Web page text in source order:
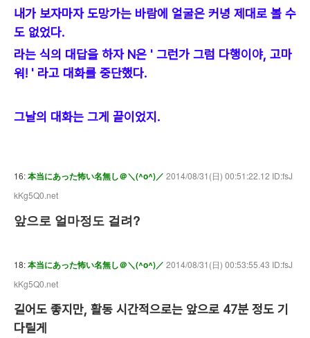
내가 보자마자 도망가는 바람에 얼굴은 커녕 제대로 볼 수
도 없었다.
라는 식의 대답을 하자 N은 ' 그런가 그럼 다행이야, 고마
워! ' 라고 대화를 중단했다.
그날의 대화는 그게 끝이었지.
16:本当にあった怖い名無し＠＼(^o^)／ 2014/08/31(日) 00:51:22.12 ID:fsJ
kKg5Q0.net
앞으로 얼마정도 걸려?
18:本当にあった怖い名無し＠＼(^o^)／ 2014/08/31(日) 00:53:55.43 ID:fsJ
kKg5Q0.net
길어도 좋지만, 활동 시간적으로는 앞으로 47분 정도 기
다릴게